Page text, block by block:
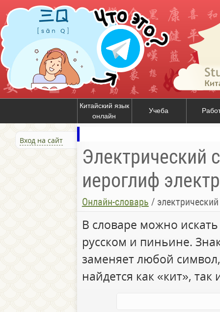
Китайский язык
онлайн
Учеба
Вход на сайт
Электрический
иероглиф
Онлайн-словарь /
В словаре можно
русском и пиньине.
заменяет любой
найдется как «кит», так